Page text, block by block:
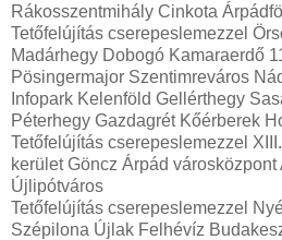
Rákosszentmihály Cinkota
Tetőfelújítás cserepeslemezzel
Madárhegy Dobogó Kamaraerdő
Pösingermajor Szentimreváros
Infopark Kelenföld Gellérthegy
Péterhegy Gazdagrét Kőérberek
Tetőfelújítás cserepeslemezzel
kerület Göncz Árpád
Újlipótváros
Tetőfelújítás cserepeslemezzel
Szépilona Újlak Felhévíz